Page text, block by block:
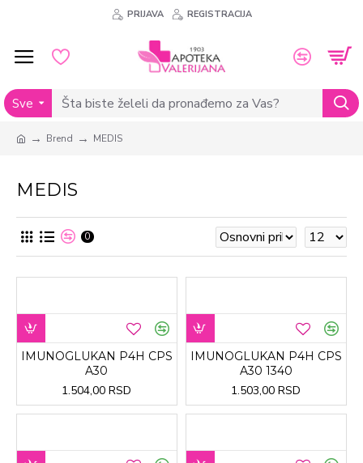
PRIJAVA REGISTRACIJA
Sve
Brend MEDIS
MEDIS
0
IMUNOGLUKAN P4H CPS
A30
1.504,00 RSD
IMUNOGLUKAN P4H CPS
A30 1340
1.503,00 RSD